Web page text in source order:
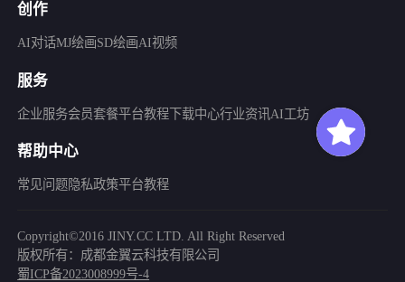
创作
AI对话MJ绘画SD绘画AI视频
服务
企业服务会员套餐平台教程 下载中心行业资讯AI工坊
帮助中心
常见问题隐私政策平台教程
Copyright©2016 JINY.CC LTD. All Right Reserved
版权所有：成都金翼云科技有限公司
蜀ICP备2023008999号-4